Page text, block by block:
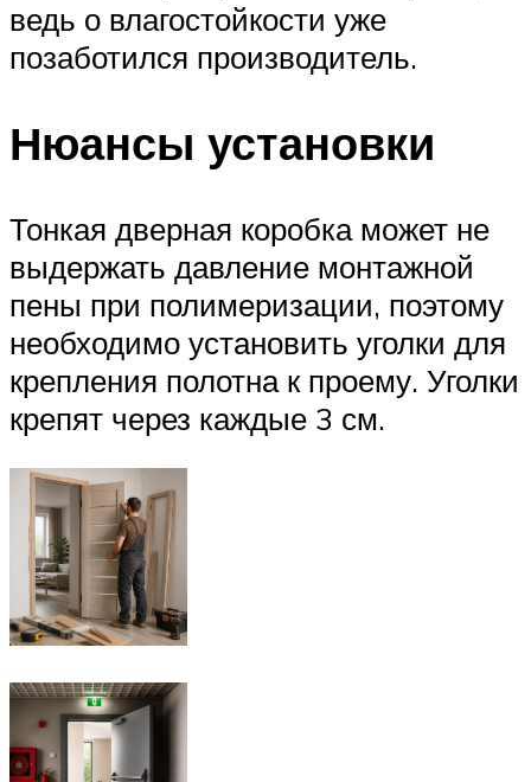
ведь о влагостойкости уже
позаботился производитель.
Нюансы установки
Тонкая дверная коробка может не
выдержать давление монтажной
пены при полимеризации, поэтому
необходимо установить уголки для
крепления полотна к проему. Уголки
крепят через каждые 3 см.